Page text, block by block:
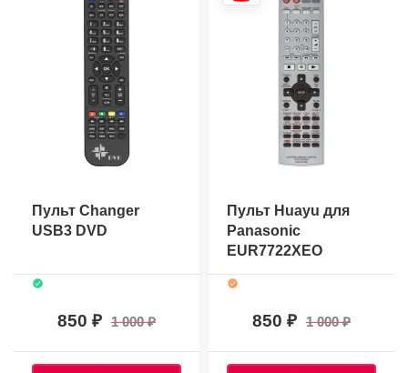
Пульт Changer
USB3 DVD
850 1 000
Пульт Huayu для
Panasonic
EUR7722XEO
850 1 000